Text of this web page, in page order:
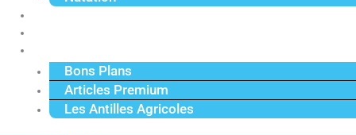
Bons Plans
Articles Premium
Les Antilles Agricoles